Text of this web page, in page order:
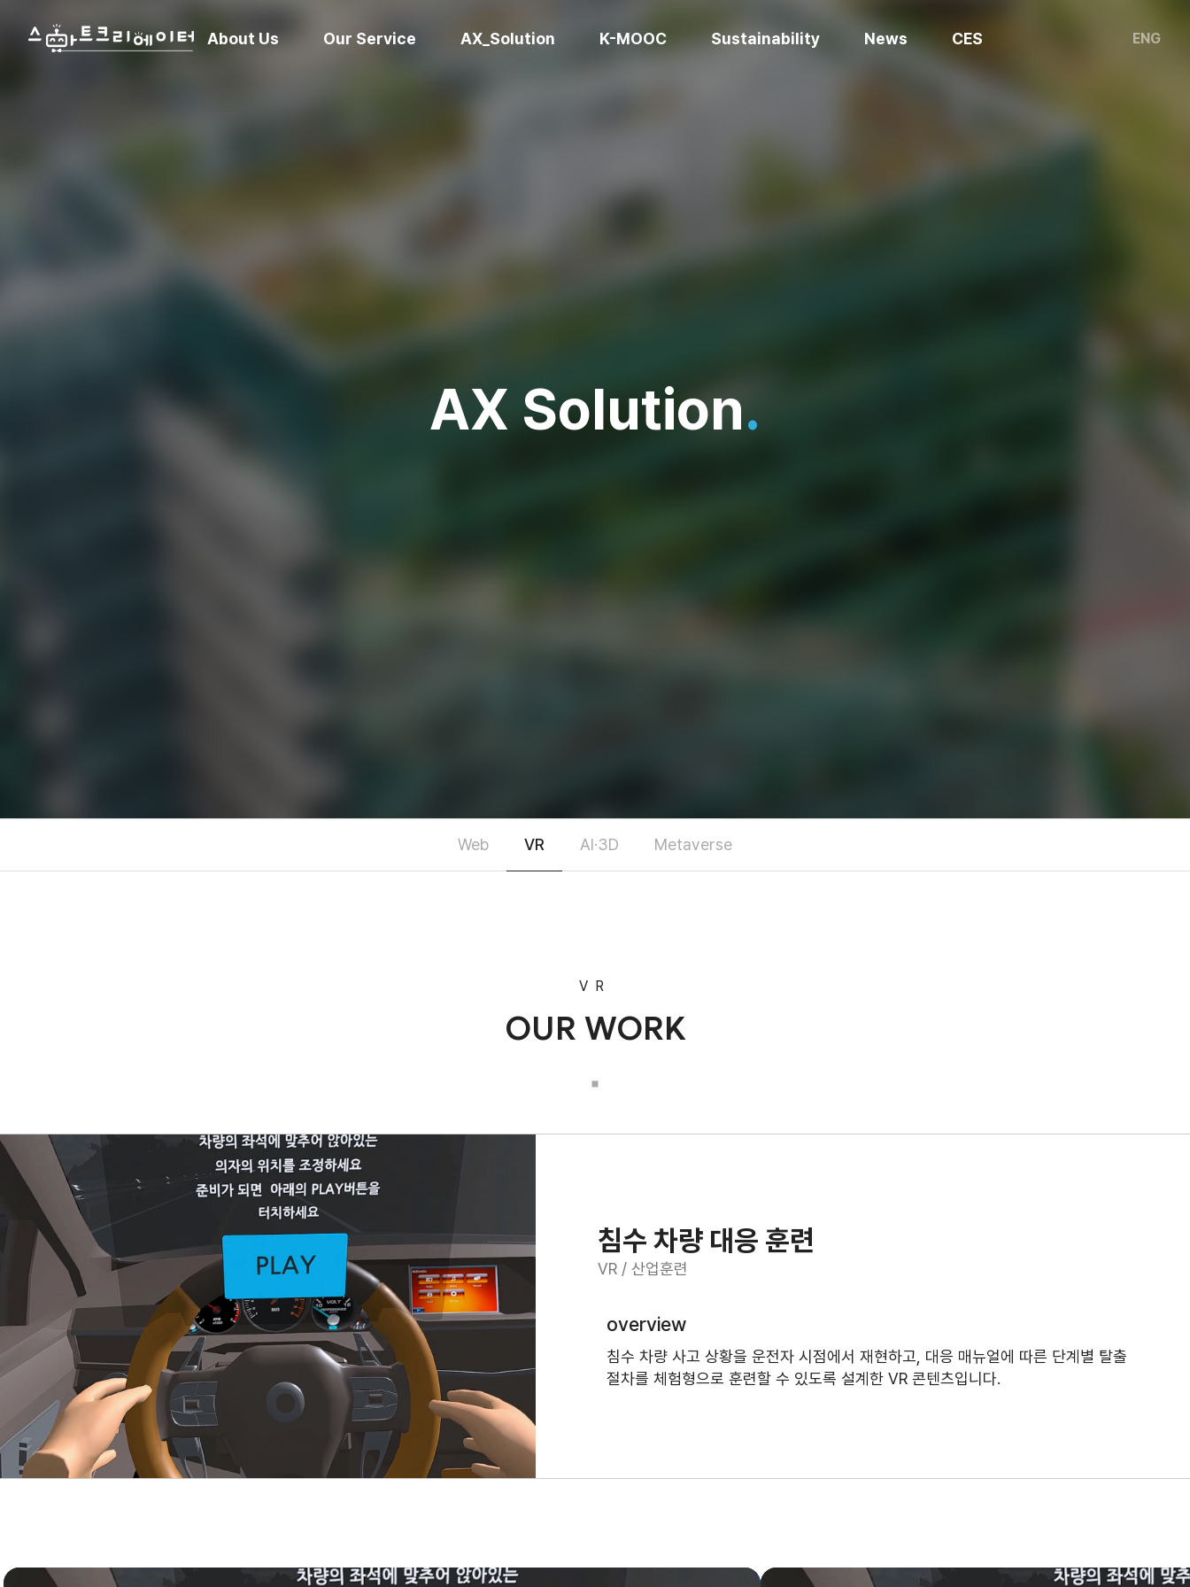
About Us Our Service AX_Solution K-MOOC Sustainability News CES ENG
AX Solution.
Web VR AI·3D Metaverse
VR
OUR WORK
VR / 산업훈련
침수 차량 대응 훈련
overview
침수 차량 사고 상황을 운전자 시점에서 재현하고, 대응 매뉴얼에 따른 단계별 탈출
절차를 체험형으로 훈련할 수 있도록 설계한 VR 콘텐츠입니다.